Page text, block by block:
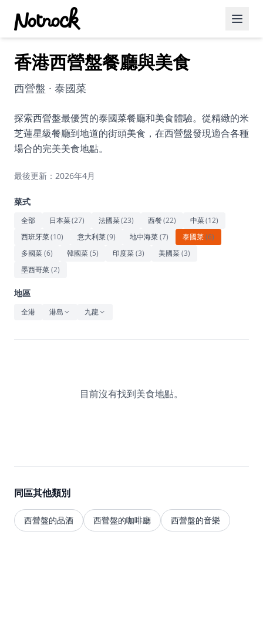
精選活動
博客文章
約會好去處
美食佳餚
藝術文化
休閒
音樂
香港西營盤餐廳與美食
西營盤 · 泰國菜
探索西營盤最優質的泰國菜餐廳和美食體驗。從精緻的米
芝蓮星級餐廳到地道的街頭美食，在西營盤發現適合各種
場合的完美美食地點。
最後更新：2026年4月
菜式
全部 日本菜(27) 法國菜(23) 西餐(22) 中菜(12)
西班牙菜(10) 意大利菜(9) 地中海菜(7) 泰國菜(6)
多國菜(6) 韓國菜(5) 印度菜(3) 美國菜(3)
墨西哥菜(2)
地區
全港 港島 九龍
目前沒有找到美食地點。
同區其他類別
西營盤的品酒 西營盤的咖啡廳 西營盤的音樂